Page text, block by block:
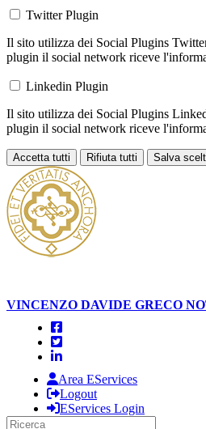
Twitter Plugin
Il sito utilizza dei Social Plugins
plugin il social network riceve
Linkedin Plugin
Il sito utilizza dei Social Plugins
plugin il social network riceve
Accetta tutti Rifiuta tutti Salva
Loading...
VINCENZO DAVIDE GRECO
Area EServices
Logout
EServices Login